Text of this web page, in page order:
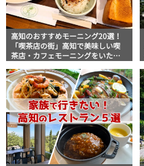
高知のおすすめモーニング20選！
「喫茶店の街」高知で美味しい喫
茶店・カフェモーニングをいただ